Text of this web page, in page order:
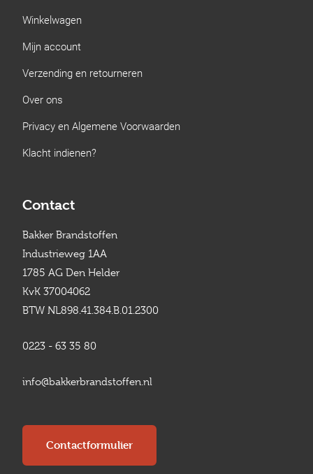
Winkelwagen
Mijn account
Verzending en retourneren
Over ons
Privacy en Algemene Voorwaarden
Klacht indienen?
Contact
Bakker Brandstoffen
Industrieweg 1AA
1785 AG Den Helder
KvK 37004062
BTW NL898.41.384.B.01.2300
0223 - 63 35 80
info@bakkerbrandstoffen.nl
Contactformulier